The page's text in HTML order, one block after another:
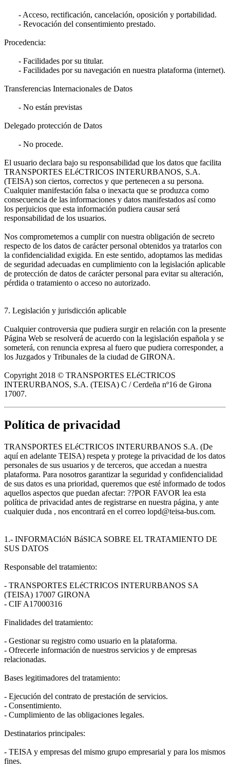
- Acceso, rectificación, cancelación, oposición y portabilidad.
- Revocación del consentimiento prestado.
Procedencia:
- Facilidades por su titular.
- Facilidades por su navegación en nuestra plataforma (internet).
Transferencias Internacionales de Datos
- No están previstas
Delegado protección de Datos
- No procede.
El usuario declara bajo su responsabilidad que los datos que facilita
TRANSPORTES ELéCTRICOS INTERURBANOS, S.A.
(TEISA) son ciertos, correctos y que pertenecen a su persona.
Cualquier manifestación falsa o inexacta que se produzca como
consecuencia de las informaciones y datos manifestados así como
los perjuicios que esta información pudiera causar será
responsabilidad de los usuarios.
Nos comprometemos a cumplir con nuestra obligación de secreto
respecto de los datos de carácter personal obtenidos ya tratarlos con
la confidencialidad exigida. En este sentido, adoptamos las medidas
de seguridad adecuadas en cumplimiento con la legislación aplicable
de protección de datos de carácter personal para evitar su alteración,
pérdida o tratamiento o acceso no autorizado.
7. Legislación y jurisdicción aplicable
Cualquier controversia que pudiera surgir en relación con la presente
Página Web se resolverá de acuerdo con la legislación española y se
someterá, con renuncia expresa al fuero que pudiera corresponder, a
los Juzgados y Tribunales de la ciudad de GIRONA.
Copyright 2018 © TRANSPORTES ELéCTRICOS
INTERURBANOS, S.A. (TEISA) C / Cerdeña nº16 de Girona
17007.
Política de privacidad
TRANSPORTES ELéCTRICOS INTERURBANOS S.A. (De
aquí en adelante TEISA) respeta y protege la privacidad de los datos
personales de sus usuarios y de terceros, que accedan a nuestra
plataforma. Para nosotros garantizar la seguridad y confidencialidad
de sus datos es una prioridad, queremos que esté informado de todos
aquellos aspectos que puedan afectar: ??POR FAVOR lea esta
política de privacidad antes de registrarse en nuestra página, y ante
cualquier duda , nos encontrará en el correo lopd@teisa-bus.com.
1.- INFORMACIóN BáSICA SOBRE EL TRATAMIENTO DE
SUS DATOS
Responsable del tratamiento:
- TRANSPORTES ELéCTRICOS INTERURBANOS SA
(TEISA) 17007 GIRONA
- CIF A17000316
Finalidades del tratamiento:
- Gestionar su registro como usuario en la plataforma.
- Ofrecerle información de nuestros servicios y de empresas
relacionadas.
Bases legitimadores del tratamiento:
- Ejecución del contrato de prestación de servicios.
- Consentimiento.
- Cumplimiento de las obligaciones legales.
Destinatarios principales:
- TEISA y empresas del mismo grupo empresarial y para los mismos
fines.